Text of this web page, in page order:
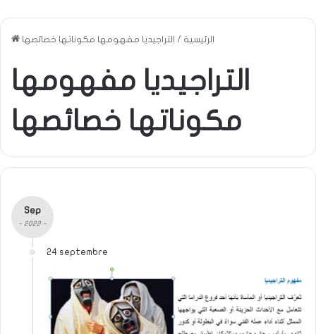
الرئيسية / التراجيديا مفهومها مكوناتها خصائصها
التراجيديا مفهومها
مكوناتها خصائصها
Sep
- 2022 -
24 septembre